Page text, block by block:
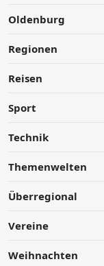
Oldenburg
Regionen
Reisen
Sport
Technik
Themenwelten
Überregional
Vereine
Weihnachten